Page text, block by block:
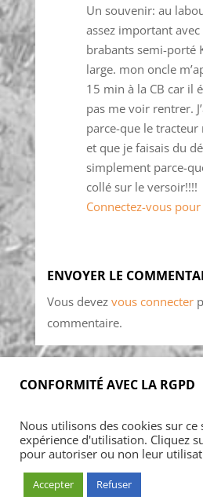
Un souvenir: au
assez important
brabants semi-porté
large. mon oncle
15 min à la CB car il
pas me voir rentrer.
parce-que le tracteur
et que je faisais du
simplement parce-
collé sur le versoir!!!!
Connectez-vous
ENVOYER LE
Vous devez vous connecter
commentaire.
Foires & manifestations
Contact
Mon
CONFORMITÉ AVEC LA RGPD
Nous utilisons des cookies sur
expérience d'utilisation. Cliquez
pour autoriser ou non leur
Accepter Refuser